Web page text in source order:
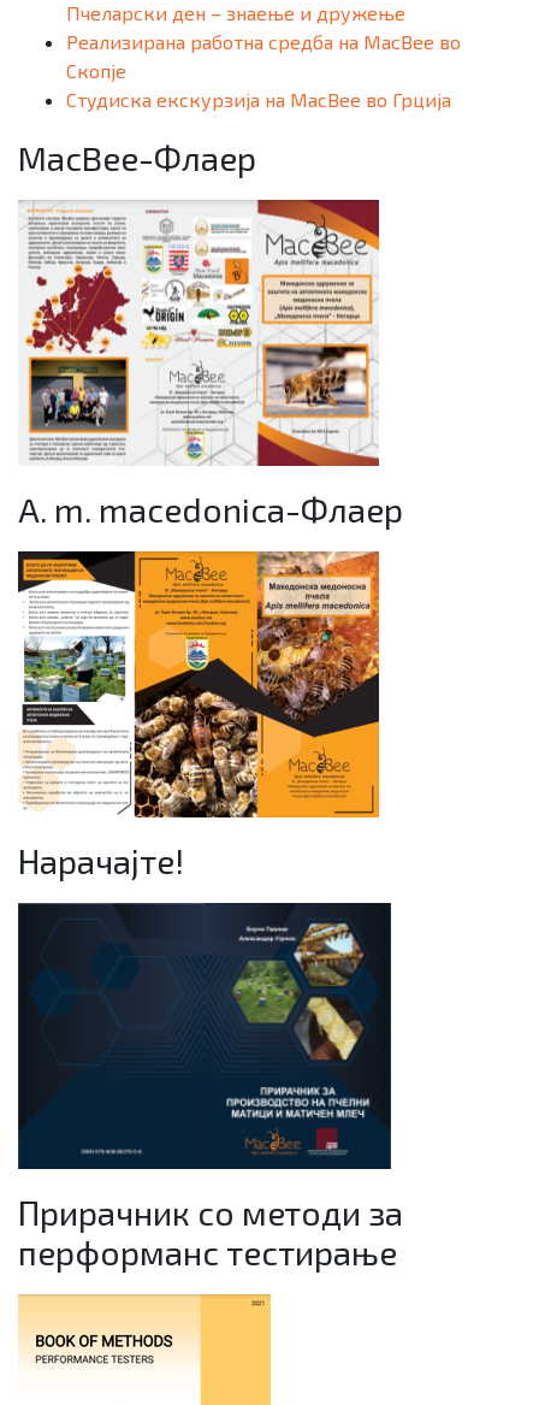
Пчеларски ден – знаење и дружење
Реализирана работна средба на MacBee во
Скопје
Студиска екскурзија на MacBee во Грција
MacBee-Флаер
A. m. macedonica-Флаер
Нарачајте!
Прирачник со методи за
перформанс тестирање